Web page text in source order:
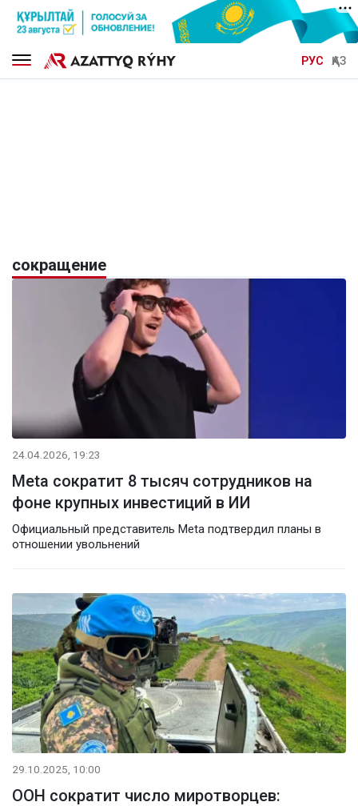
РУС ҚАЗ
сокращение
24.04.2026, 19:23
Meta сократит 8 тысяч сотрудников на
фоне крупных инвестиций в ИИ
Официальный представитель Meta подтвердил планы в
отношении увольнений
29.10.2025, 10:00
ООН сократит число миротворцев: